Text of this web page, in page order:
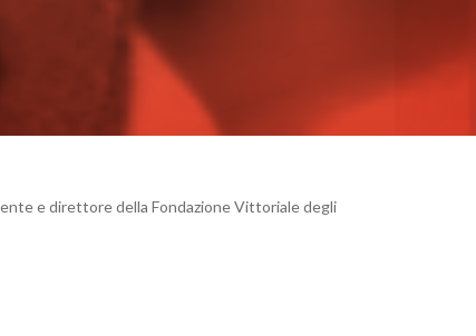
e direttore della Fondazione Vittoriale degli